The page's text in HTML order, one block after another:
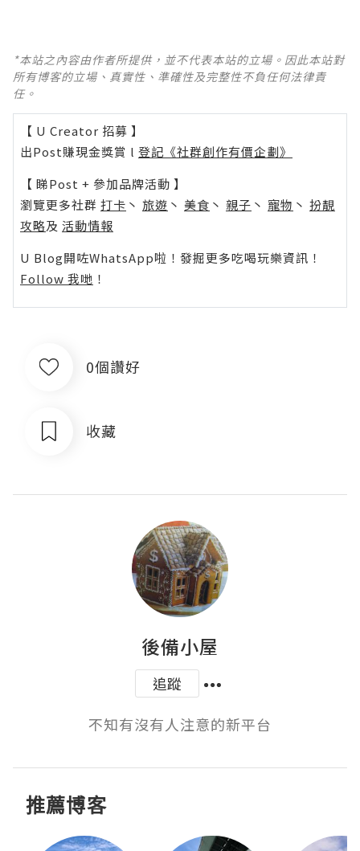
*本站之內容由作者所提供，並不代表本站的立場。因此本站對
所有博客的立場、真實性、準確性及完整性不負任何法律責
任。
【 U Creator 招募 】
出Post賺現金獎賞 l 登記《社群創作有價企劃》
【 睇Post + 參加品牌活動 】
瀏覽更多社群 打卡 丶 旅遊 丶 美食 丶 親子 丶 寵物 丶 扮靚
攻略及 活動情報
U Blog開咗WhatsApp啦！發掘更多吃喝玩樂資訊！
Follow 我哋 ！
0個讚好
收藏
後備小屋
追蹤
不知有沒有人注意的新平台
推薦博客